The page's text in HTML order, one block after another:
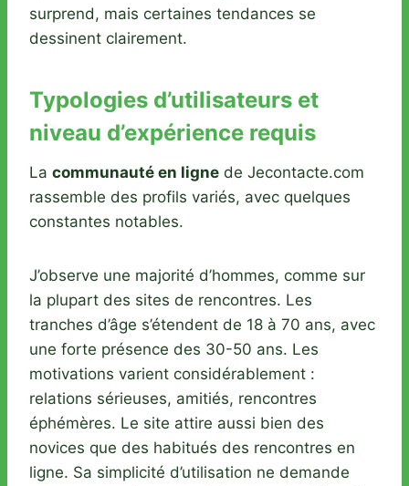
surprend, mais certaines tendances se
dessinent clairement.
Typologies d’utilisateurs et
niveau d’expérience requis
La communauté en ligne de Jecontacte.com
rassemble des profils variés, avec quelques
constantes notables.
J’observe une majorité d’hommes, comme sur
la plupart des sites de rencontres. Les
tranches d’âge s’étendent de 18 à 70 ans, avec
une forte présence des 30-50 ans. Les
motivations varient considérablement :
relations sérieuses, amitiés, rencontres
éphémères. Le site attire aussi bien des
novices que des habitués des rencontres en
ligne. Sa simplicité d’utilisation ne demande